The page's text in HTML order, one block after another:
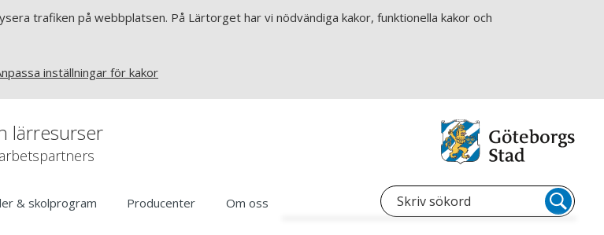
trafiken på webbplatsen. På Lärtorget har vi nödvändiga kakor, funktionella kakor och
inställningar för kakor
lärresurser
& skolprogram Producenter Om oss